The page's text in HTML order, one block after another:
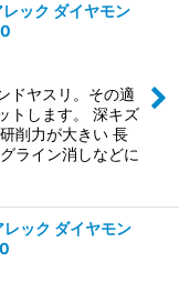
ック ダイヤモン
ドヤスリ。その適
トします。 深キズ
削力が大きい 長
ライン消しなどに
ック ダイヤモン